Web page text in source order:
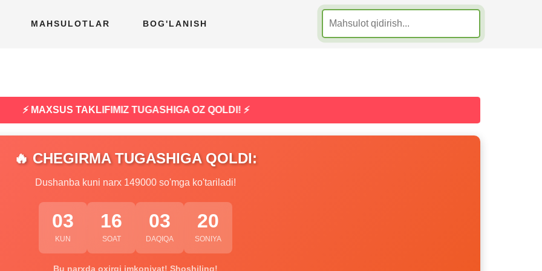
MAHSULOTLAR BOG'LANISH
⚡ MAXSUS TAKLIFIMIZ TUGASHIGA OZ QOLDI! ⚡
🔥 CHEGIRMA TUGASHIGA QOLDI:
Dushanba kuni narx 149000 so'mga ko'tariladi!
03
KUN
16
SOAT
03
DAQIQA
19
SONIYA
Bu narxda oxirgi imkoniyat! Shoshiling!